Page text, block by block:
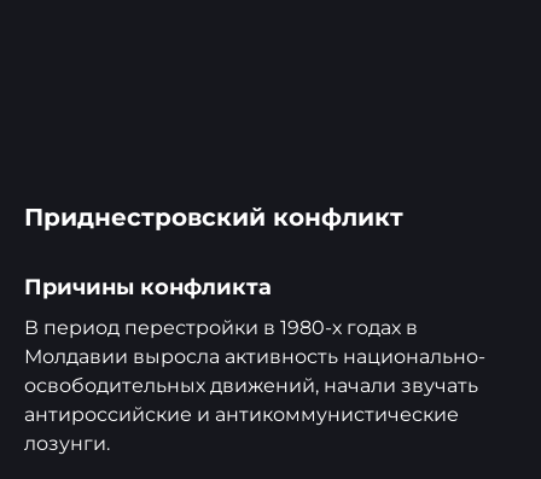
Приднестровский конфликт
Причины конфликта
В период перестройки в 1980-х годах в
Молдавии выросла активность национально-
освободительных движений, начали звучать
антироссийские и антикоммунистические
лозунги.